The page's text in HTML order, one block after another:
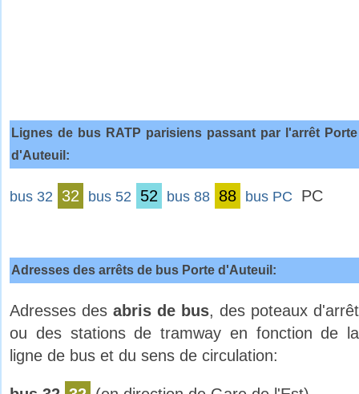
Lignes de bus RATP parisiens passant par l'arrêt Porte
d'Auteuil:
bus 32 32 bus 52 52 bus 88 88 bus PC PC
Adresses des arrêts de bus Porte d'Auteuil:
Adresses des abris de bus, des poteaux d'arrêt
ou des stations de tramway en fonction de la
ligne de bus et du sens de circulation: